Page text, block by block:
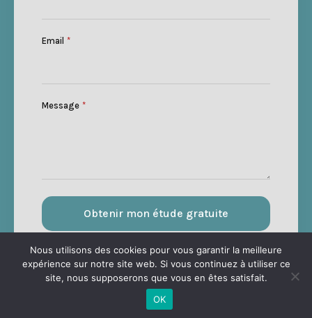
Email *
Message *
Obtenir mon étude gratuite
Nous utilisons des cookies pour vous garantir la meilleure
expérience sur notre site web. Si vous continuez à utiliser ce
site, nous supposerons que vous en êtes satisfait.
OK